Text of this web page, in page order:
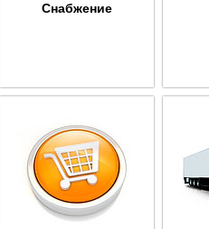
Снабжение